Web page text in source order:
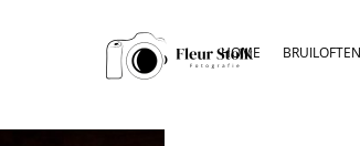
HOME BRUILOFTEN